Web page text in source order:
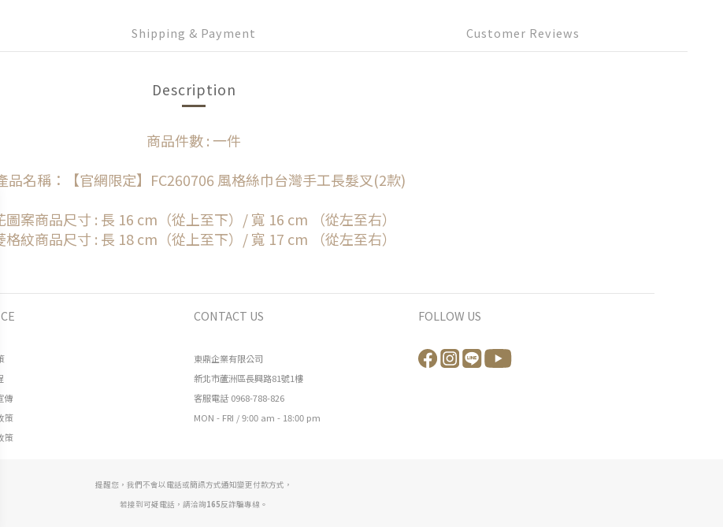
Shipping & Payment Customer Reviews
Description
商品件數 : 一件
品名稱：
【官網限定】FC260706 風格絲巾台灣手工長髮叉(2款)
圖案商品尺寸 : 長 16 cm （從上至下） / 寬 16 cm
（從左至右）
格紋商品尺寸 : 長 18 cm （從上至下） / 寬 17 cm （從左至右）
傳
策
策
CONTACT US
東鼎企業有限公司
新北市蘆洲區長興路81號1樓
客服電話 0968-788-826
MON - FRI / 9:00 am - 18:00 pm
FOLLOW US
提醒您，我們不會以電話或簡訊方式通知變更付款方式，
若接到可疑電話，請洽詢165反詐騙專線。